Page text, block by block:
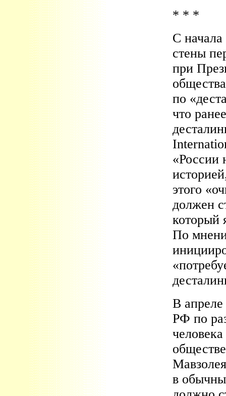
* * *
С начала
стены
при
по
что
«России
этого
должен
который
По
В апреле
РФ по
человека
в